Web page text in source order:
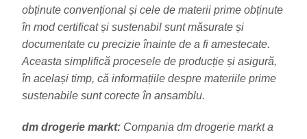
obținute convențional și cele de materii prime obținute
în mod certificat și sustenabil sunt măsurate și
documentate cu precizie înainte de a fi amestecate.
Aceasta simplifică procesele de producție și asigură,
în același timp, că informațiile despre materiile prime
sustenabile sunt corecte în ansamblu.
dm drogerie markt: Compania dm drogerie markt a